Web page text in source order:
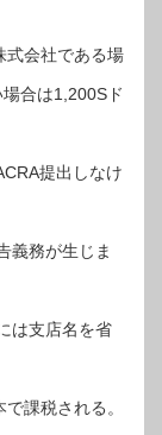
式会社である場
合は1,200Sド
提出しなけ
義務が生じま
は支店名を省
課税される。